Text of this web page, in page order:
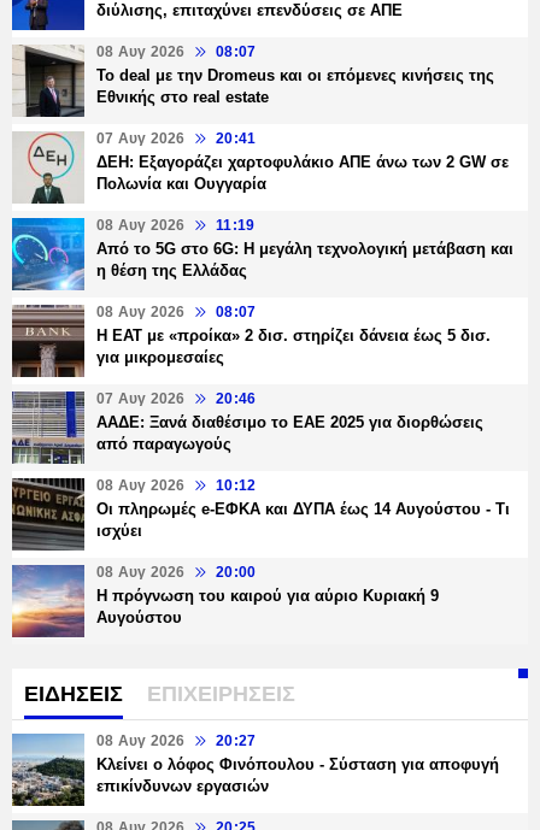
διύλισης, επιταχύνει επενδύσεις σε ΑΠΕ
08 Αυγ 2026 08:07
Το deal με την Dromeus και οι επόμενες κινήσεις της
Εθνικής στο real estate
07 Αυγ 2026 20:41
ΔΕΗ: Εξαγοράζει χαρτοφυλάκιο ΑΠΕ άνω των 2 GW σε
Πολωνία και Ουγγαρία
08 Αυγ 2026 11:19
Από το 5G στο 6G: Η μεγάλη τεχνολογική μετάβαση και
η θέση της Ελλάδας
08 Αυγ 2026 08:07
Η ΕΑΤ με «προίκα» 2 δισ. στηρίζει δάνεια έως 5 δισ.
για μικρομεσαίες
07 Αυγ 2026 20:46
ΑΑΔΕ: Ξανά διαθέσιμο το ΕΑΕ 2025 για διορθώσεις
από παραγωγούς
08 Αυγ 2026 10:12
Οι πληρωμές e-ΕΦΚΑ και ΔΥΠΑ έως 14 Αυγούστου - Τι
ισχύει
08 Αυγ 2026 20:00
Η πρόγνωση του καιρού για αύριο Κυριακή 9
Αυγούστου
ΕΙΔΗΣΕΙΣ ΕΠΙΧΕΙΡΗΣΕΙΣ
08 Αυγ 2026 20:27
Κλείνει ο λόφος Φινόπουλου - Σύσταση για αποφυγή
επικίνδυνων εργασιών